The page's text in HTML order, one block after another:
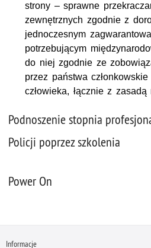
strony – sprawne
zewnętrznych zgodnie z
jednoczesnym
potrzebującym
do niej zgodnie ze
przez państwa
człowieka, łącznie z
Podnoszenie stopnia
Policji poprzez szkolenia
Power On
Informacje